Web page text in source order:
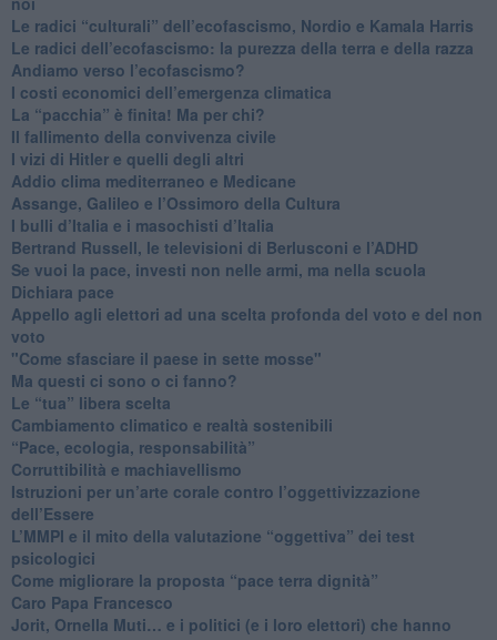
​Le radici “culturali” dell’ecofascismo, Nordio e Kamala Harris
Le radici dell’ecofascismo: la purezza della terra e della razza
Andiamo verso l’ecofascismo?
I costi economici dell’emergenza climatica
​La “pacchia” è finita! Ma per chi?
​Il fallimento della convivenza civile
​I vizi di Hitler e quelli degli altri
Addio clima mediterraneo e Medicane
​Assange, Galileo e l’Ossimoro della Cultura
​I bulli d’Italia e i masochisti d’Italia
​Bertrand Russell, le televisioni di Berlusconi e l’ADHD
​Se vuoi la pace, investi non nelle armi, ma nella scuola
​Dichiara pace
​Appello agli elettori ad una scelta profonda del voto e del non
voto
"Come sfasciare il paese in sette mosse"
​Ma questi ci sono o ci fanno?
​Le “tua” libera scelta
Cambiamento climatico e realtà sostenibili
“Pace, ecologia, responsabilità”
​Corruttibilità e machiavellismo
Istruzioni per un’arte corale contro l’oggettivizzazione
dell’Essere
​L’MMPI e il mito della valutazione “oggettiva” dei test
psicologici
Come migliorare la proposta “pace terra dignità”
Caro Papa Francesco
​Jorit, Ornella Muti… e i politici (e i loro elettori) che hanno